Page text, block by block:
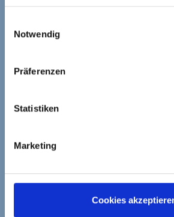
Website zu analysieren.
Mehr dazu erfährst Du in meiner
Notwendig
Präferenzen
Statistiken
Marketing
Cookies
KOSTENLOSES E-BOOK MIT 3